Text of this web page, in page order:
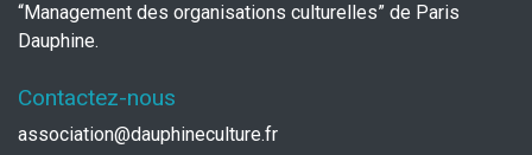
“Management des organisations culturelles” de Paris
Dauphine.
Contactez-nous
association@dauphineculture.fr